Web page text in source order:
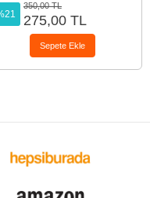
350,00 TL
275,00 TL
Sepete Ekle